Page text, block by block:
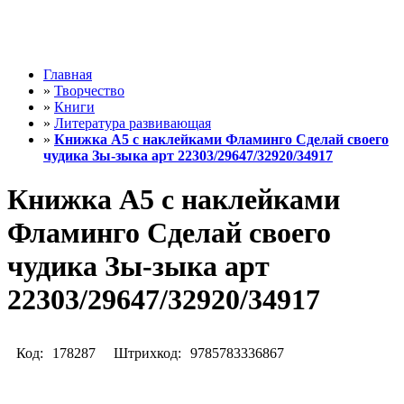
Главная
» Творчество
» Книги
» Литература развивающая
» Книжка А5 с наклейками Фламинго Сделай своего
чудика Зы-зыка арт 22303/29647/32920/34917
Книжка А5 с наклейками
Фламинго Сделай своего
чудика Зы-зыка арт
22303/29647/32920/34917
Код: 178287 Штрихкод: 9785783336867